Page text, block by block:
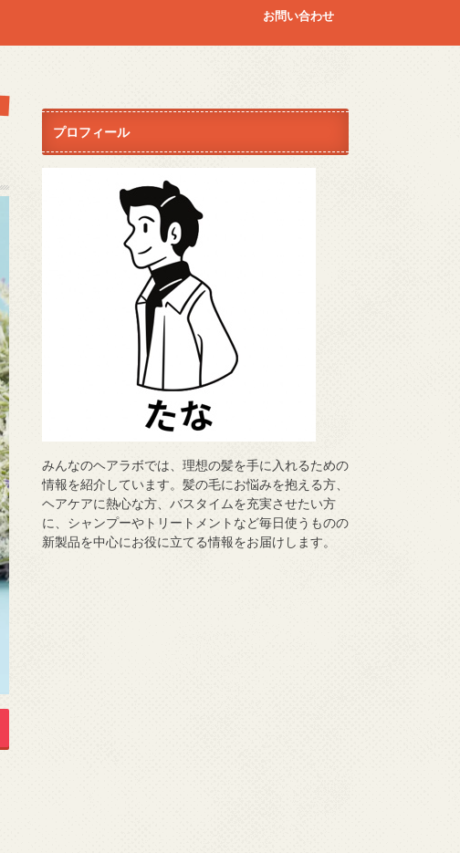
お問い合わせ
プロフィール
みんなのヘアラボでは、理想の髪を手に入れるための
情報を紹介しています。髪の毛にお悩みを抱える方、
ヘアケアに熱心な方、バスタイムを充実させたい方
に、シャンプーやトリートメントなど毎日使うものの
新製品を中心にお役に立てる情報をお届けします。